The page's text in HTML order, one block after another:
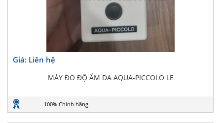
Giá: Liên hệ
MÁY ĐO ĐỘ ẨM DA AQUA-PICCOLO LE
100% Chính hãng